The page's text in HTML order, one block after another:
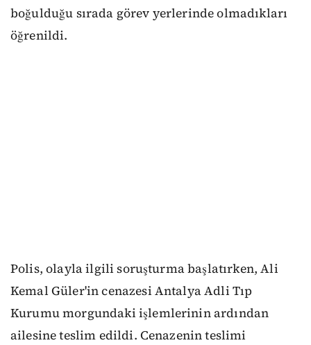
boğulduğu sırada görev yerlerinde olmadıkları
öğrenildi.
Polis, olayla ilgili soruşturma başlatırken, Ali
Kemal Güler'in cenazesi Antalya Adli Tıp
Kurumu morgundaki işlemlerinin ardından
ailesine teslim edildi. Cenazenin teslimi